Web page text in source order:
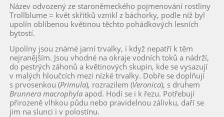
Název odvozený ze staroněmeckého pojmenování rostliny
Trollblume = květ skřítků vznikl z báchorky, podle níž byl
upolín oblíbenou květinou těchto pohádkových lesních
bytostí.
Upolíny jsou známé jarní trvalky, i když nepatří k těm
nejranějším. Jsou vhodné na okraje vodních toků a nádrží,
do pestrých záhonů a květinových skupin, kde se vysazují
v malých hloučcích mezi nízké trvalky. Dobře se doplňují
s prvosenkou (Primula), rozrazilem (Veronica), s druhem
Brunnera macrophylaapod. Hodí se i k řezu. Potřebují
přirozeně vlhkou půdu nebo pravidelnou zálivku, daří se
jim na slunci i v polostínu.